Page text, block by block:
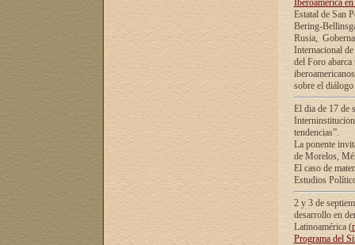
Iberoamérica
Estatal de San
Bering-
Rusia,
Internacional
del Foro
sobre el
El dia de 17 de
tendencias”.
La ponente
de Morelos,
El caso de
Estudios
2 y 3 de
desarrollo en
Latinoamérica (
Programa del